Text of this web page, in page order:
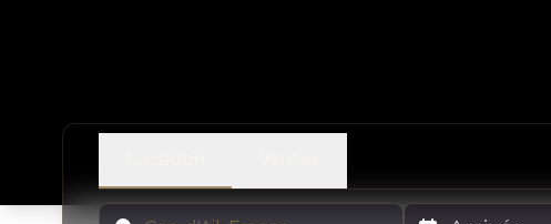
Emplacement Dates de location